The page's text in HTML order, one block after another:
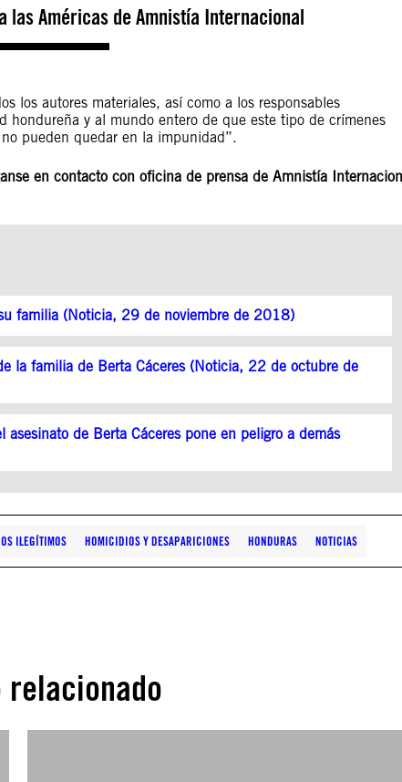
las Américas de Amnistía Internacional
los autores materiales, así como a los responsables
hondureña y al mundo entero de que este tipo de crímenes
pueden quedar en la impunidad”.
en contacto con oficina de prensa de Amnistía
familia (Noticia, 29 de noviembre de 2018)
la familia de Berta Cáceres (Noticia, 22 de octubre de
de Berta Cáceres pone en peligro a demás
ILEGÍTIMOS HOMICIDIOS Y DESAPARICIONES HONDURAS NOTICIAS
relacionado